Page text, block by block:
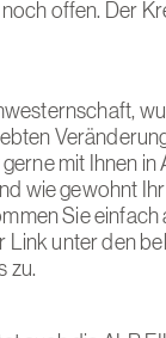
offen. Der
mit Ihnen in
wie gewohnt Ihr
Sie einfach
Link unter den
zu.